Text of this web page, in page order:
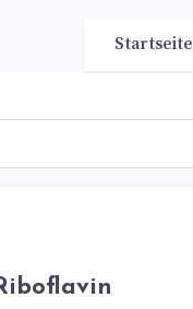
Startseite